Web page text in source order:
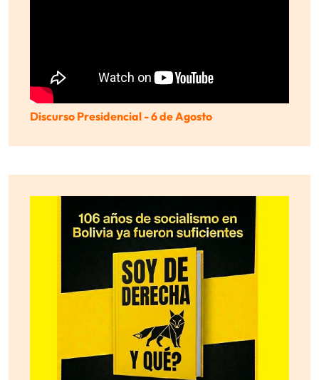
Discurso Presidencial - 6 de Agosto